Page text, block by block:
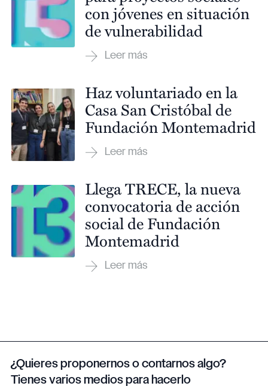
con jóvenes en situación
de vulnerabilidad
Haz voluntariado en la
Casa San Cristóbal de
Fundación Montemadrid
Llega TRECE, la nueva
convocatoria de acción
social de Fundación
Montemadrid
¿Quieres proponernos o contarnos algo?
Tienes varios medios para hacerlo